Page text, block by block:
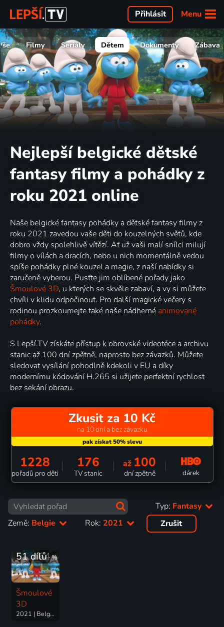
Menu
Přihlásit
Filmy Seriály Dětem Dokumenty Zábava
Nejlepší belgické dětské
fantasy filmy a pohádky z
roku 2021 online
Naše belgické fantasy pohádky a dětské fantasy filmy z
roku 2021 zavedou vaše děti do kouzelných světů, kde
dobro vždy spolehlivě vítězí. Ať už vaši malí snílci milují
filmy o vílách a dracích, nebo u nich momentálně vedou
spíše pohádky plné kouzel a magie, z naší nabídky si
zaručeně vyberou. Pusťte jim oblíbené pořady jako
Šmoulové 3D, u kterých se skvěle zabaví, a vy si můžete
chvíli v klidu odpočinout. Pro další magické večery s
rodinou prozkoumejte také naše nádherné animované
pohádky.
S Lepší.TV získáte přístup k obrovské videotéce a archivu
stanic až 100 dní zpětně, naprosto bez závazků. Můžete
sledovat vysílání pohodlně kdekoli v EU a díky
modernímu kódování H.265 si užijete perfektní rychlost
bez sekání obrazu.
Zkusit za 10 Kč
na 10 dní a bez závazku
1228
pořadů pro děti
176
TV stanic
až 100
dní zpětně dárek
Typ: Fantasy
Země: Belgie Rok: 2021 Zrušit
64%
51 dílů
Šmoulové
3D
2021 | Belgie, USA, Francie, Německo | Animovaný, Dobrodružný, Fantasy, Komedie, Rodinný